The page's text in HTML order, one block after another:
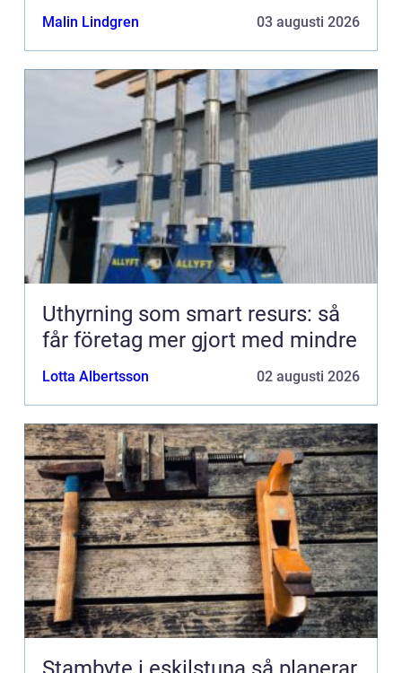
Malin Lindgren 03 augusti 2026
Uthyrning som smart resurs: så
får företag mer gjort med mindre
Lotta Albertsson 02 augusti 2026